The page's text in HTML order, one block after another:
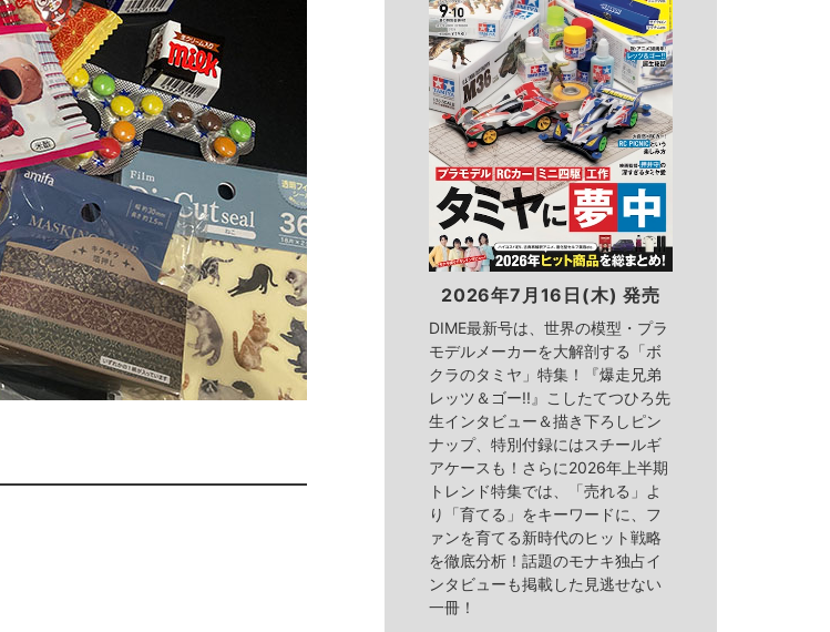
2026年7月16日(木) 発売
DIME最新号は、世界の模型・プラ
モデルメーカーを大解剖する「ボ
クラのタミヤ」特集！『爆走兄弟
レッツ＆ゴー!!』こしたてつひろ先
生インタビュー＆描き下ろしピン
ナップ、特別付録にはスチールギ
アケースも！さらに2026年上半期
トレンド特集では、「売れる」よ
り「育てる」をキーワードに、フ
ァンを育てる新時代のヒット戦略
を徹底分析！話題のモナキ独占イ
ンタビューも掲載した見逃せない
一冊！